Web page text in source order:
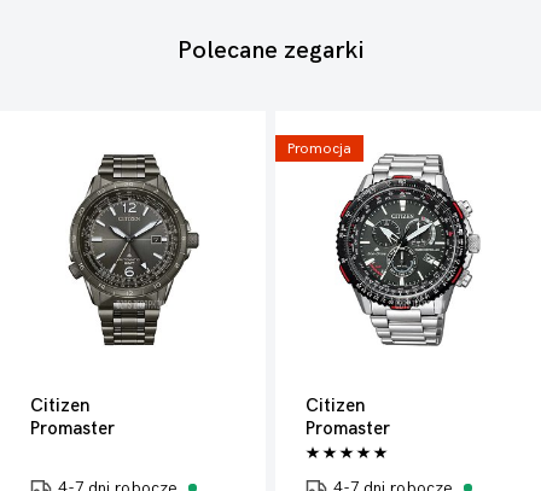
Polecane zegarki
Citizen
Promaster
Promocja
Citizen
Promaster